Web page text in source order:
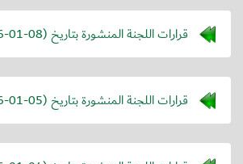
قرارات اللجنة المنشورة بتاريخ (01-08
قرارات اللجنة المنشورة بتاريخ (01-05